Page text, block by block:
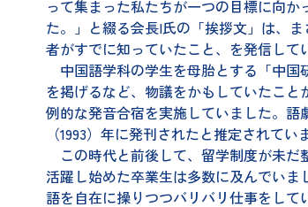
って集まった私たちが一つの目標に向
た。」と綴る会長I氏の「挨拶文」は、
者がすでに知っていたこと、を発信して
中国語学科の学生を母胎とする「中国
を掲げるなど、物議をかもしていたこ
例的な発音合宿を実施していました。
（1993）年に発刊されたと推定されて
この時代と前後して、留学制度が未だ
活躍し始めた卒業生は多数に及んでい
語を自在に操りつつバリバリ仕事をし